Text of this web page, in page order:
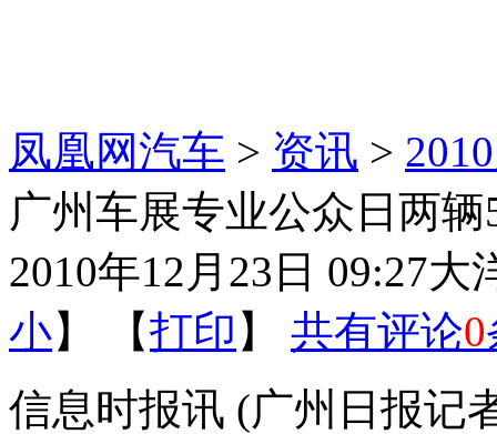
凤凰网汽车 > 资讯 >
广州车展专业公众日两
2010年12月23日 09:27大
小】 【打印 】 共有评论0
信息时报讯 (广州日报记